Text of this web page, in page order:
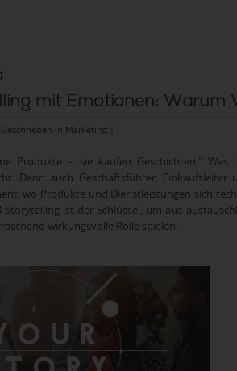
mit Emotionen: Warum
in Marketing
Produkte – sie kaufen Geschichten."
Denn auch Geschäftsführer,
wo Produkte und Dienstleistungen sich
Storytelling ist der Schlüssel, um aus
wirkungsvolle Rolle spielen.